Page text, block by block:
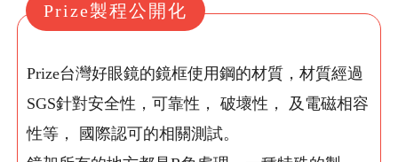
Prize製程公開化
Prize台灣好眼鏡的鏡框使用鋼的材質，材質經過
SGS針對安全性，可靠性， 破壞性， 及電磁相容
性等， 國際認可的相關測試。